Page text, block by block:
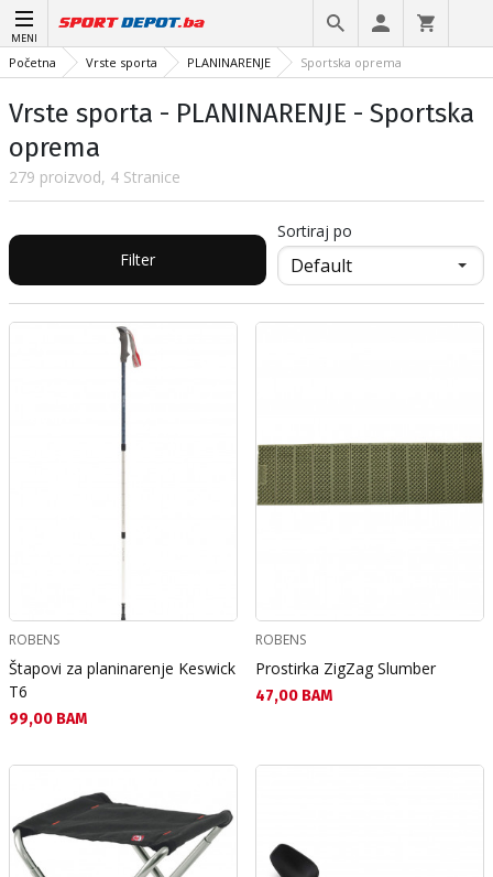
MENI
Početna Vrste sporta PLANINARENJE Sportska oprema
Vrste sporta - PLANINARENJE - Sportska
oprema
279 proizvod, 4 Stranice
Filter
Sortiraj po
ROBENS
Štapovi za planinarenje Keswick
T6
Текуща цена:
99,00 BAM
ROBENS
Prostirka ZigZag Slumber
Текуща цена:
47,00 BAM